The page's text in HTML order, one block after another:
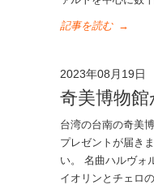
記事を読む →
2023年08月19日
奇美博物
台湾の台南の奇美
プレゼントが届き
い。 名曲ハルヴォ
イオリンとチェロ